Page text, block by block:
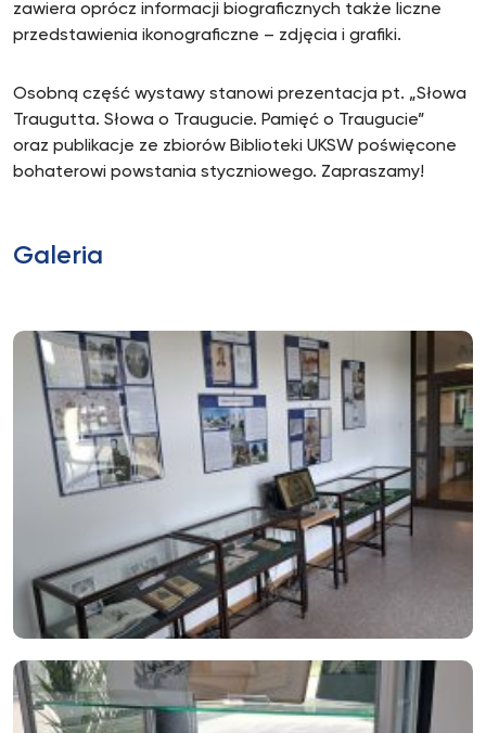
zawiera oprócz informacji biograficznych także liczne
przedstawienia ikonograficzne – zdjęcia i grafiki.
Osobną część wystawy stanowi prezentacja pt. „Słowa
Traugutta. Słowa o Traugucie. Pamięć o Traugucie”
oraz publikacje ze zbiorów Biblioteki UKSW poświęcone
bohaterowi powstania styczniowego. Zapraszamy!
Galeria